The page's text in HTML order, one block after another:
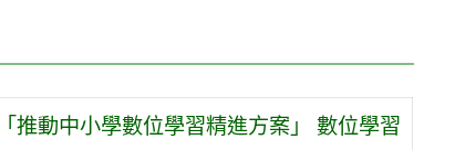
推動中小學數位學習精進方案」 數位學習